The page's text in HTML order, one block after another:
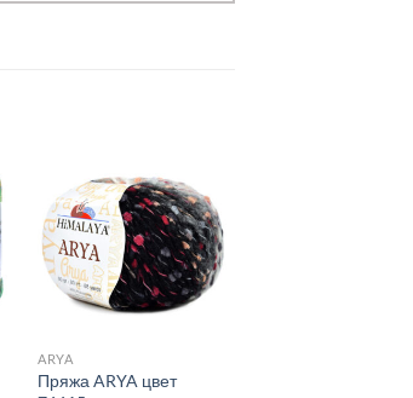
Добавить в
избранное.
ARYA
Пряжа ARYA цвет